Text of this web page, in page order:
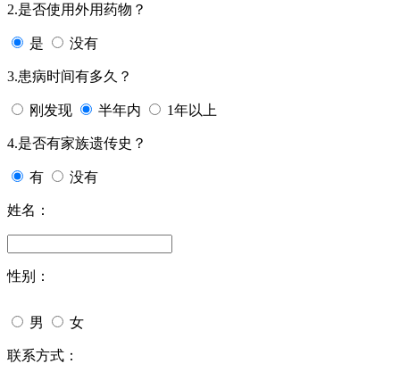
2.是否使用外用药物？
是 没有
3.患病时间有多久？
刚发现 半年内 1年以上
4.是否有家族遗传史？
有 没有
姓名：
性别：
男 女
联系方式：